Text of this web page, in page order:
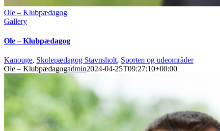
Ole – Klubpædagog
Gallery
Ole – Klubpædagog
Kanouge, Skolepædagog Stavnsholt, Sporten og udeområder
Ole – Klubpædagogadmin2024-04-25T09:27:10+00:00